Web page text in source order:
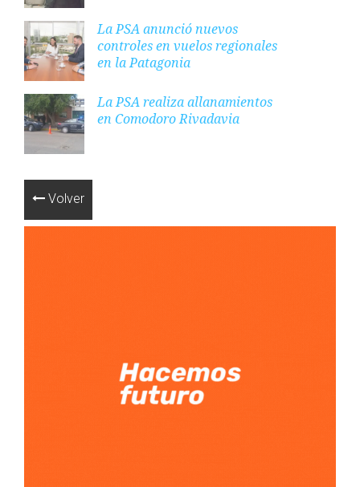
La PSA anunció nuevos
controles en vuelos regionales
en la Patagonia
La PSA realiza allanamientos
en Comodoro Rivadavia
Volver